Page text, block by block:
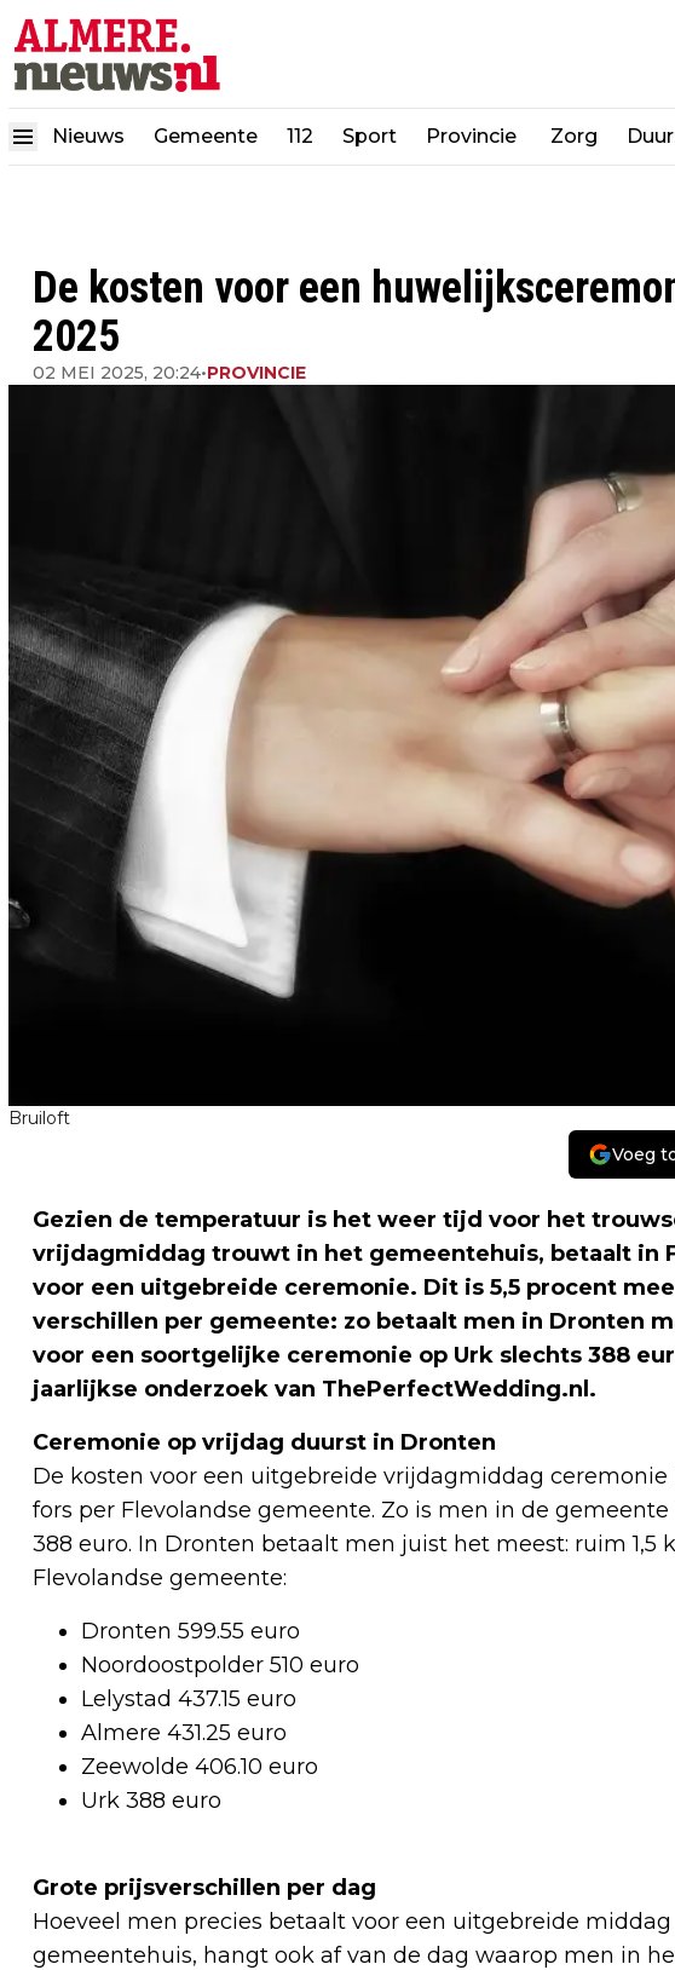
Nieuws Gemeente 112 Sport Provincie Zorg
De kosten voor een
2025
02 MEI 2025, 20:24•PROVINCIE
Bruiloft
Voeg
Gezien de temperatuur is het weer tijd voor het
vrijdagmiddag trouwt in het gemeentehuis, betaalt in
voor een uitgebreide ceremonie. Dit is 5,5 procent
verschillen per gemeente: zo betaalt men in Dronten
voor een soortgelijke ceremonie op Urk slechts 388
jaarlijkse onderzoek van ThePerfectWedding.nl .
Ceremonie op vrijdag duurst in Dronten
De kosten voor een uitgebreide vrijdagmiddag
fors per Flevolandse gemeente. Zo is men in de
388 euro. In Dronten betaalt men juist het meest: ruim 1,5
Flevolandse gemeente:
Dronten 599.55 euro
Noordoostpolder 510 euro
Lelystad 437.15 euro
Almere 431.25 euro
Zeewolde 406.10 euro
Urk 388 euro
Grote prijsverschillen per dag
Hoeveel men precies betaalt voor een uitgebreide
gemeentehuis, hangt ook af van de dag waarop men in